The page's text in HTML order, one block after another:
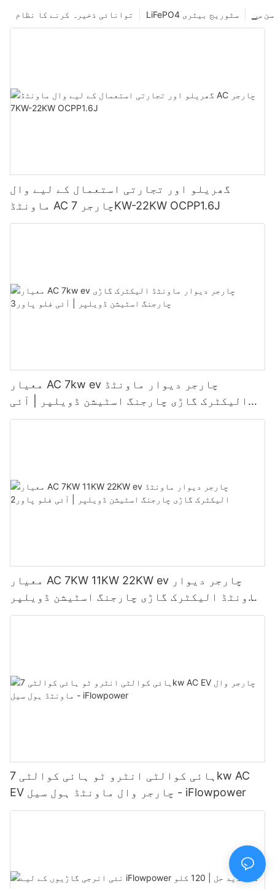
سن س LiFePO4 سٹوریج بیٹری توانائی ذخیرہ کرنے کا نظام
گھریلو اور تجارتی استعمال کے لیے وال
ماونٹڈ AC چارجر 7KW-22KW OCPP1.6J
معیار AC 7kw ev چارجر دیوار ماونٹڈ
الیکٹرک گاڑی چارجنگ اسٹیشن ڈویلپر | آئی
فلو پاور3
معیار AC 7KW 11KW 22KW ev چارجر دیوار
ماونٹڈ الیکٹرک گاڑی چارجنگ اسٹیشن ڈویلپر
| آئی فلو پاور2
ہائی کوالٹی انٹرو ٹو ہائی کوالٹی 7kw AC
EV چارجر وال ماونٹڈ ہول سیل - iFlowpower